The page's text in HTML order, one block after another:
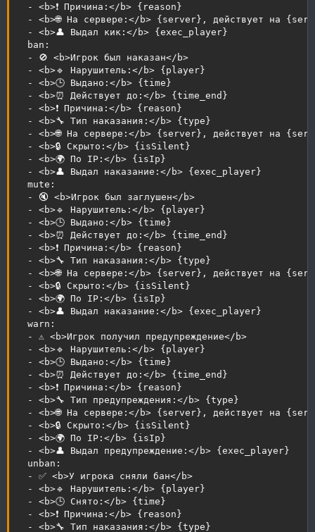
  - <b>❗ Причина:</b> {reason}
- <b>🌐 На сервере:</b> {server}, действует на
  - <b>👤 Выдал кик:</b> {exec_player}
  ban:
  - 🚫 <b>Игрок был наказан</b>
  - <b>🔹 Нарушитель:</b> {player}
  - <b>🕒 Выдано:</b> {time}
  - <b>⏰ Действует до:</b> {time_end}
  - <b>❗ Причина:</b> {reason}
  - <b>🔧 Тип наказания:</b> {type}
- <b>🌐 На сервере:</b> {server}, действует на
  - <b>🔒 Скрыто:</b> {isSilent}
  - <b>🌍 По IP:</b> {isIp}
  - <b>👤 Выдал наказание:</b> {exec_player}
  mute:
  - 🔇 <b>Игрок был заглушен</b>
  - <b>🔹 Нарушитель:</b> {player}
  - <b>🕒 Выдано:</b> {time}
  - <b>⏰ Действует до:</b> {time_end}
  - <b>❗ Причина:</b> {reason}
  - <b>🔧 Тип наказания:</b> {type}
- <b>🌐 На сервере:</b> {server}, действует на
  - <b>🔒 Скрыто:</b> {isSilent}
  - <b>🌍 По IP:</b> {isIp}
  - <b>👤 Выдал наказание:</b> {exec_player}
  warn:
  - ⚠️ <b>Игрок получил предупреждение</b>
  - <b>🔹 Нарушитель:</b> {player}
  - <b>🕒 Выдано:</b> {time}
  - <b>⏰ Действует до:</b> {time_end}
  - <b>❗ Причина:</b> {reason}
  - <b>🔧 Тип предупреждения:</b> {type}
- <b>🌐 На сервере:</b> {server}, действует на
  - <b>🔒 Скрыто:</b> {isSilent}
  - <b>🌍 По IP:</b> {isIp}
  - <b>👤 Выдал предупреждение:</b> {exec_player}
  unban:
  - ✅ <b>У игрока сняли бан</b>
  - <b>🔹 Нарушитель:</b> {player}
  - <b>🕒 Снято:</b> {time}
  - <b>❗ Причина:</b> {reason}
  - <b>🔧 Тип наказания:</b> {type}